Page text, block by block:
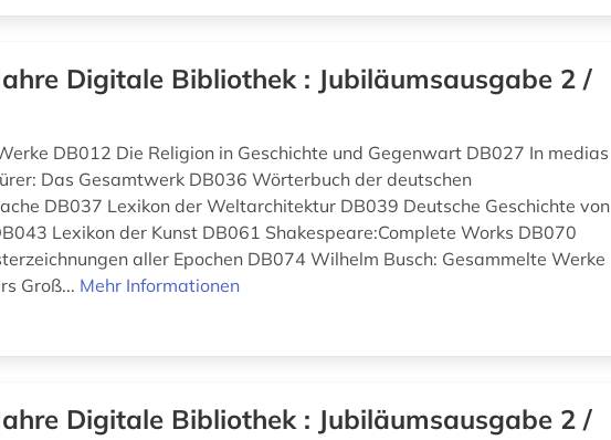
Digitale Bibliothek : Jubiläumsausgabe 2 /
DB012 Die Religion in Geschichte und Gegenwart DB027 In medias
Das Gesamtwerk DB036 Wörterbuch der deutschen
DB037 Lexikon der Weltarchitektur DB039 Deutsche Geschichte von
Lexikon der Kunst DB061 Shakespeare:Complete Works DB070
aller Epochen DB074 Wilhelm Busch: Gesammelte Werke
Groß... Mehr Informationen
Digitale Bibliothek : Jubiläumsausgabe 2 /